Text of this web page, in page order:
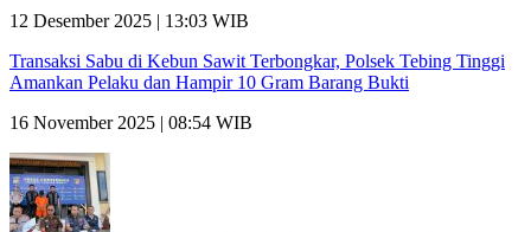
12 Desember 2025 | 13:03 WIB
Transaksi Sabu di Kebun Sawit Terbongkar, Polsek Tebing Tinggi
Amankan Pelaku dan Hampir 10 Gram Barang Bukti
16 November 2025 | 08:54 WIB